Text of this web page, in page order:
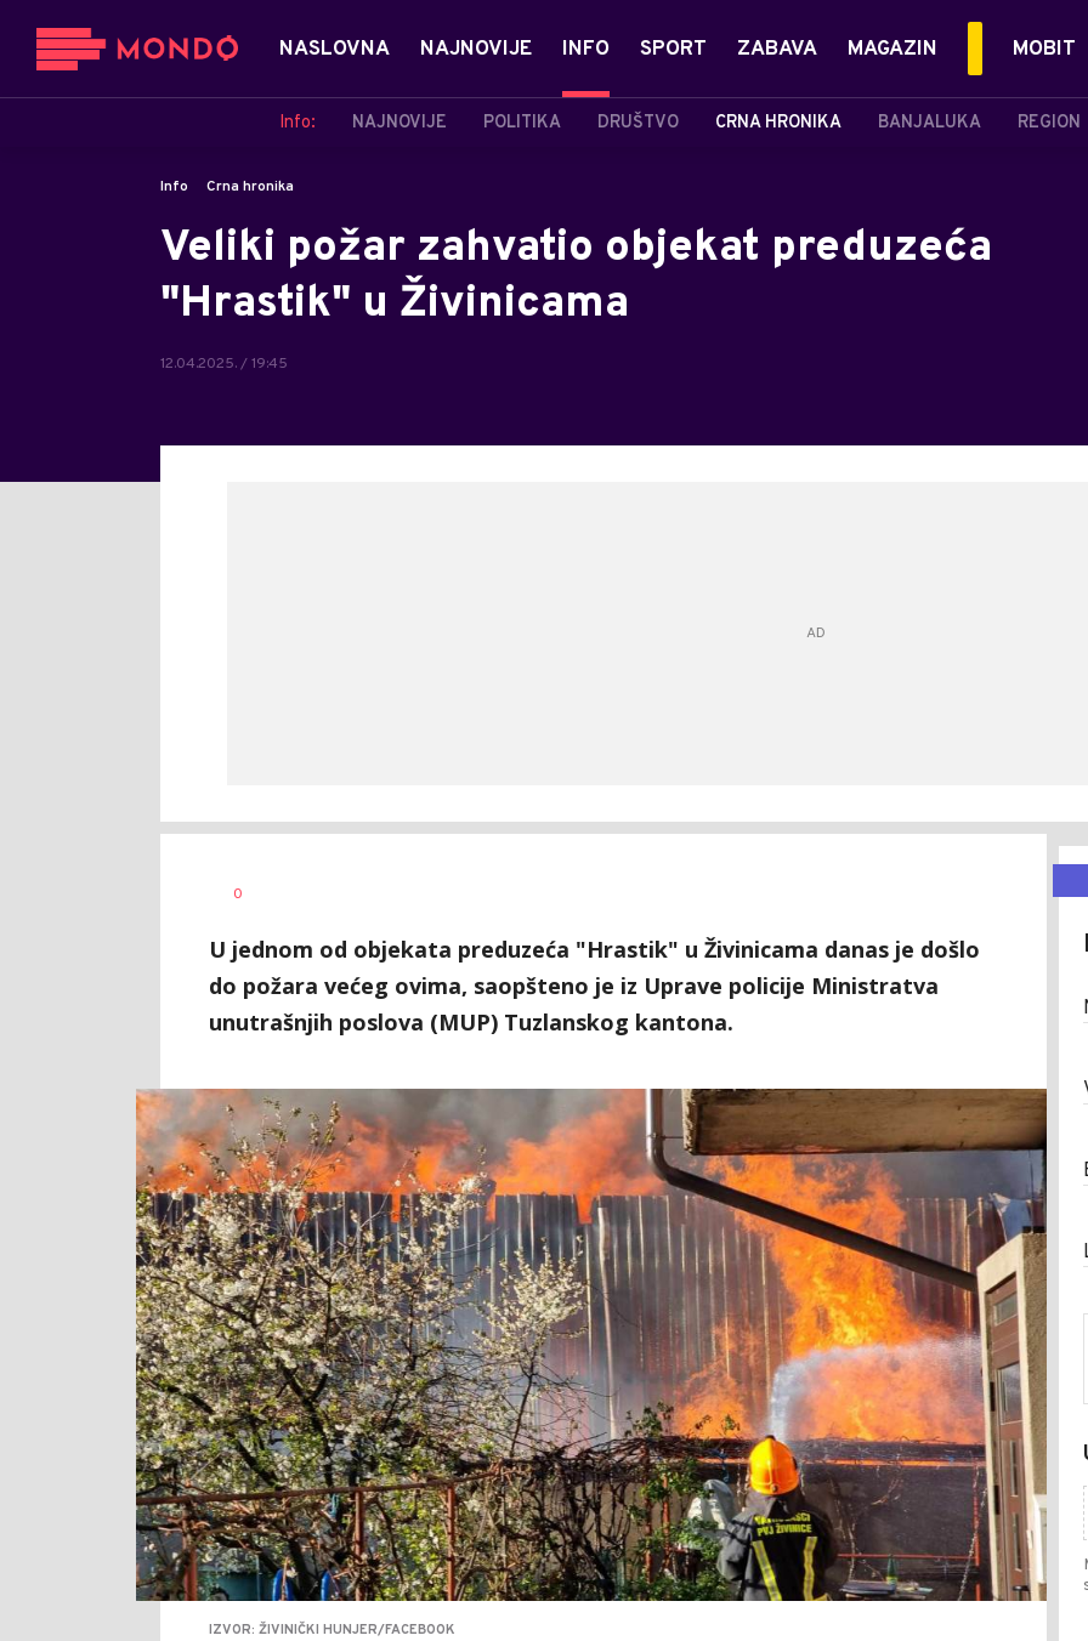
NASLOVNA NAJNOVIJE INFO
Info: NAJNOVIJE POLITIKA DRUŠTVO CRNA HRONIKA BANJALUKA REGION
SPORT ZABAVA MAGAZIN MOBIT
Info Crna hronika
Veliki požar zahvatio objekat preduzeća
"Hrastik" u Živinicama
12.04.2025. / 19:45
AUTOR
0
U jednom od objekata preduzeća "Hrastik" u Živinicama danas je došlo
do požara većeg ovima, saopšteno je iz Uprave policije Ministratva
unutrašnjih poslova (MUP) Tuzlanskog kantona.
IZVOR: ŽIVINIČKI HUNJER/FACEBOOK